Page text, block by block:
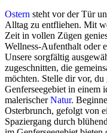
Ostern steht vor der Tür
Alltag zu entfliehen. Mit
Zeit in vollen Zügen
Wellness-Aufenthalt oder
Unsere sorgfältig
zugeschnitten, die
möchten. Stelle dir vor, du
Genferseegebiet in einem
malerischerNatur.
Osterbrunch, gefolgt von
Spaziergang durch